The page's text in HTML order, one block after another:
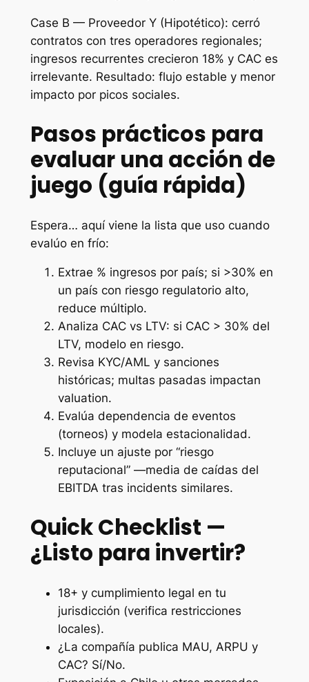
Case B — Proveedor Y (Hipotético): cerró
contratos con tres operadores regionales;
ingresos recurrentes crecieron 18% y CAC es
irrelevante. Resultado: flujo estable y menor
impacto por picos sociales.
Pasos prácticos para
evaluar una acción de
juego (guía rápida)
Espera… aquí viene la lista que uso cuando
evalúo en frío:
Extrae % ingresos por país; si >30% en
un país con riesgo regulatorio alto,
reduce múltiplo.
Analiza CAC vs LTV: si CAC > 30% del
LTV, modelo en riesgo.
Revisa KYC/AML y sanciones
históricas; multas pasadas impactan
valuation.
Evalúa dependencia de eventos
(torneos) y modela estacionalidad.
Incluye un ajuste por “riesgo
reputacional” —media de caídas del
EBITDA tras incidents similares.
Quick Checklist —
¿Listo para invertir?
18+ y cumplimiento legal en tu
jurisdicción (verifica restricciones
locales).
¿La compañía publica MAU, ARPU y
CAC? Sí/No.